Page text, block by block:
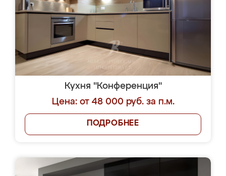
Кухня "Конференция"
Цена: от 48 000 руб. за п.м.
ПОДРОБНЕЕ